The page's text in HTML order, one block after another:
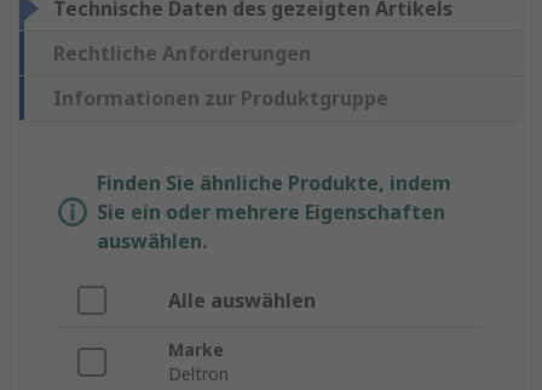
Technische Daten des gezeigten Artikels
Rechtliche Anforderungen
Informationen zur Produktgruppe
Finden Sie ähnliche Produkte, indem
Sie ein oder mehrere Eigenschaften
auswählen.
Alle auswählen
Marke
Deltron